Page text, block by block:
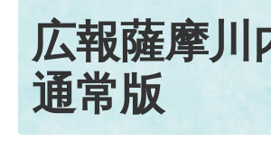
広報薩摩
通常版